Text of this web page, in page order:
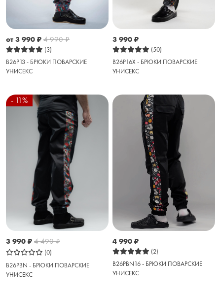
от 3 990 ₽ 4 990₽
(3)
B26P13 - БРЮКИ ПОВАРСКИЕ
УНИСЕКС
3 990 ₽
(50)
B26P16X - БРЮКИ ПОВАРСКИЕ
УНИСЕКС
- 11%
3 990 ₽ 4 490₽
(0)
B26PBN - БРЮКИ ПОВАРСКИЕ
УНИСЕКС
4 990 ₽
(2)
B26PBN16 - БРЮКИ ПОВАРСКИЕ
УНИСЕКС